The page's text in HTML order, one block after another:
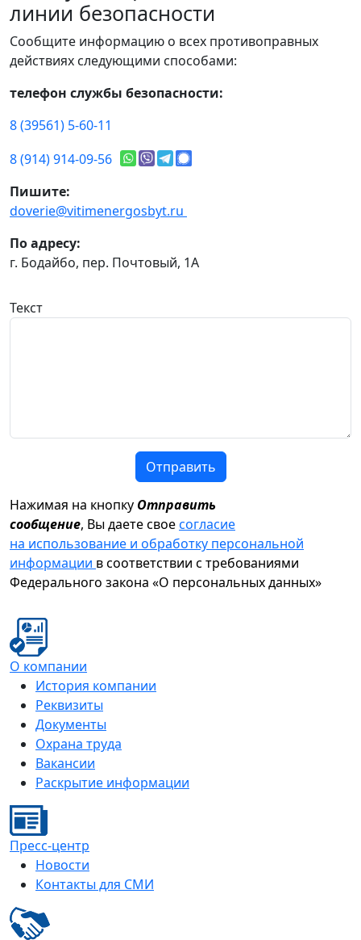
линии безопасности
Сообщите информацию о всех противоправных
действиях следующими способами:
телефон службы безопасности:
8 (39561) 5-60-11
8 (914) 914-09-56
Пишите:
doverie@vitimenergosbyt.ru
По адресу:
г. Бодайбо, пер. Почтовый, 1А
Текст
Отправить
Нажимая на кнопку Отправить
сообщение, Вы даете своесогласие
на использование и обработку персональной
информации в соответствии с требованиями
Федерального закона «О персональных данных»
О компании
История компании
Реквизиты
Документы
Охрана труда
Вакансии
Раскрытие информации
Пресс-центр
Новости
Контакты для СМИ